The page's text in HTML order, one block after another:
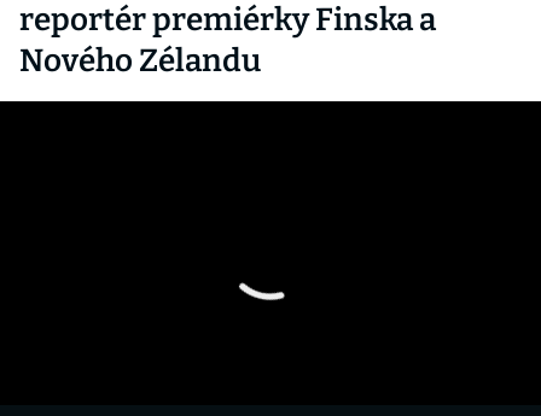
reportér premiérky Finska a
Nového Zélandu